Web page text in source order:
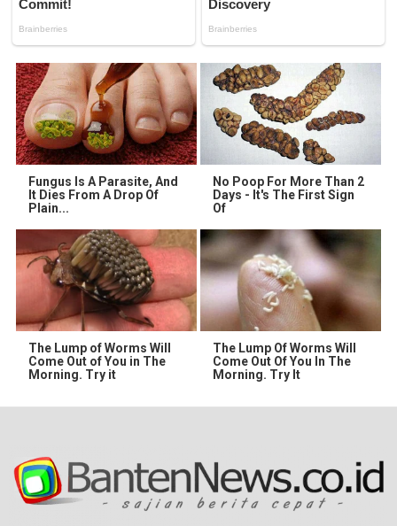
Fungus Is A Parasite, And
It Dies From A Drop Of
Plain...
No Poop For More Than 2
Days - It's The First Sign
Of
The Lump of Worms Will
Come Out of You in The
Morning. Try it
The Lump Of Worms Will
Come Out Of You In The
Morning. Try It